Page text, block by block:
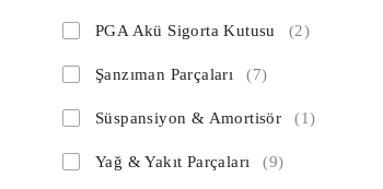
PGA Akü Sigorta Kutusu (2)
Şanzıman Parçaları (7)
Süspansiyon & Amortisör (1)
Yağ & Yakıt Parçaları (9)